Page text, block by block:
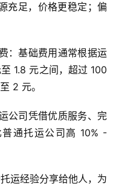
充足，价格更稳定；偏
：基础费用通常根据运
1.8 元之间，超过 100
2 元。
公司凭借优质服务、完
通托运公司高 10% -
运经验分享给他人，为